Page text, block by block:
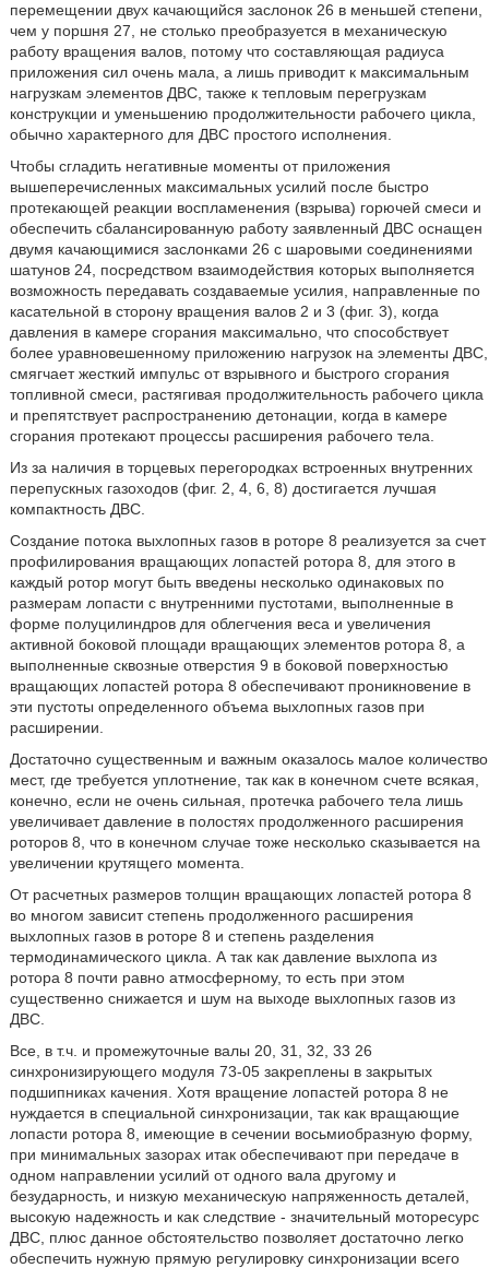
перемещении двух качающийся заслонок 26 в меньшей степени,
чем у поршня 27, не столько преобразуется в механическую
работу вращения валов, потому что составляющая радиуса
приложения сил очень мала, а лишь приводит к максимальным
нагрузкам элементов ДВС, также к тепловым перегрузкам
конструкции и уменьшению продолжительности рабочего цикла,
обычно характерного для ДВС простого исполнения.
Чтобы сгладить негативные моменты от приложения
вышеперечисленных максимальных усилий после быстро
протекающей реакции воспламенения (взрыва) горючей смеси и
обеспечить сбалансированную работу заявленный ДВС оснащен
двумя качающимися заслонками 26 с шаровыми соединениями
шатунов 24, посредством взаимодействия которых выполняется
возможность передавать создаваемые усилия, направленные по
касательной в сторону вращения валов 2 и 3 (фиг. 3), когда
давления в камере сгорания максимально, что способствует
более уравновешенному приложению нагрузок на элементы ДВС,
смягчает жесткий импульс от взрывного и быстрого сгорания
топливной смеси, растягивая продолжительность рабочего цикла
и препятствует распространению детонации, когда в камере
сгорания протекают процессы расширения рабочего тела.
Из за наличия в торцевых перегородках встроенных внутренних
перепускных газоходов (фиг. 2, 4, 6, 8) достигается лучшая
компактность ДВС.
Создание потока выхлопных газов в роторе 8 реализуется за счет
профилирования вращающих лопастей ротора 8, для этого в
каждый ротор могут быть введены несколько одинаковых по
размерам лопасти с внутренними пустотами, выполненные в
форме полуцилиндров для облегчения веса и увеличения
активной боковой площади вращающих элементов ротора 8, а
выполненные сквозные отверстия 9 в боковой поверхностью
вращающих лопастей ротора 8 обеспечивают проникновение в
эти пустоты определенного объема выхлопных газов при
расширении.
Достаточно существенным и важным оказалось малое количество
мест, где требуется уплотнение, так как в конечном счете всякая,
конечно, если не очень сильная, протечка рабочего тела лишь
увеличивает давление в полостях продолженного расширения
роторов 8, что в конечном случае тоже несколько сказывается на
увеличении крутящего момента.
От расчетных размеров толщин вращающих лопастей ротора 8
во многом зависит степень продолженного расширения
выхлопных газов в роторе 8 и степень разделения
термодинамического цикла. А так как давление выхлопа из
ротора 8 почти равно атмосферному, то есть при этом
существенно снижается и шум на выходе выхлопных газов из
ДВС.
Все, в т.ч. и промежуточные валы 20, 31, 32, 33 26
синхронизирующего модуля 73-05 закреплены в закрытых
подшипниках качения. Хотя вращение лопастей ротора 8 не
нуждается в специальной синхронизации, так как вращающие
лопасти ротора 8, имеющие в сечении восьмиобразную форму,
при минимальных зазорах итак обеспечивают при передаче в
одном направлении усилий от одного вала другому и
безударность, и низкую механическую напряженность деталей,
высокую надежность и как следствие - значительный моторесурс
ДВС, плюс данное обстоятельство позволяет достаточно легко
обеспечить нужную прямую регулировку синхронизации всего